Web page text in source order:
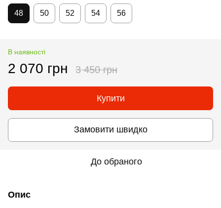
48 50 52 54 56
В наявності
2 070 грн 3 450 грн
Купити
Замовити швидко
До обраного
Опис